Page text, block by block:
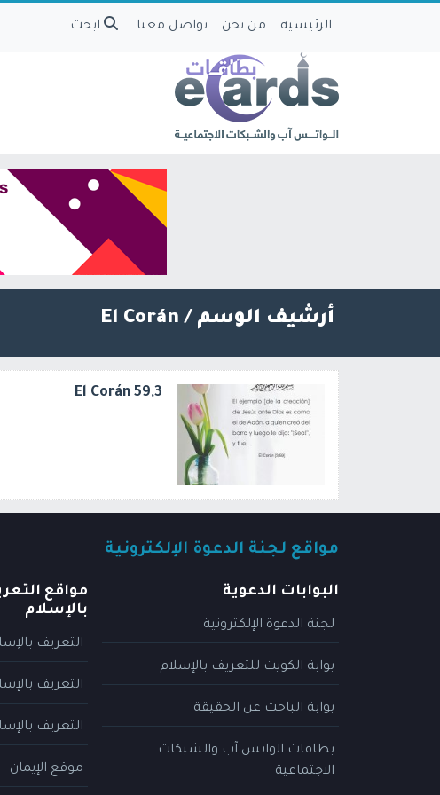
الرئيسية من نحن تواصل معنا ابحث
أرشيف الوسم / El Corán
El Corán 59,3
مواقع لجنة الدعوة الإلكترونية
البوابات الدعوية
لجنة الدعوة الإلكترونية
بوابة الكويت للتعريف بالإسلام
بوابة الباحث عن الحقيقة
بطاقات الواتس آب والشبكات
الاجتماعية
مواقع
بالإسلام
التعريف
التعريف
التعريف
موقع الإيمان